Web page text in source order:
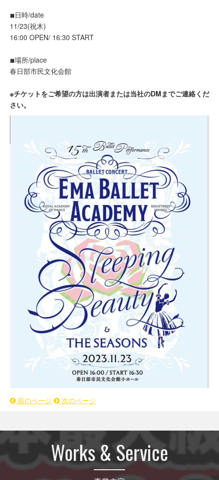
◾︎日時/date
11/23(祝木)
16:00 OPEN/ 16:30 START
◾︎場所/place
春日部市民文化会館
※チケットをご希望の方は出演者または当社のDMまでご連絡くだ
さい。
前のページ 次のページ
Works & Service